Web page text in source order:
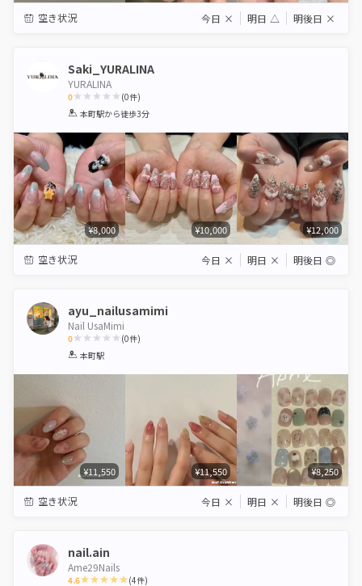
空き状況 今日 × 明日 △ 明後日 ×
Saki_YURALINA
YURALINA
0
1 2 3 4 5
(0件)
本町駅から徒歩3分
¥8,000 ¥10,000 ¥12,000
空き状況 今日 × 明日 × 明後日 ◎
ayu_nailusamimi
Nail UsaMimi
0
1 2 3 4
(0件)
本町駅
¥11,550 ¥11,550 ¥8,250
空き状況 今日 × 明日 × 明後日 ◎
nail.ain
Ame29Nails
4.6 (4件)